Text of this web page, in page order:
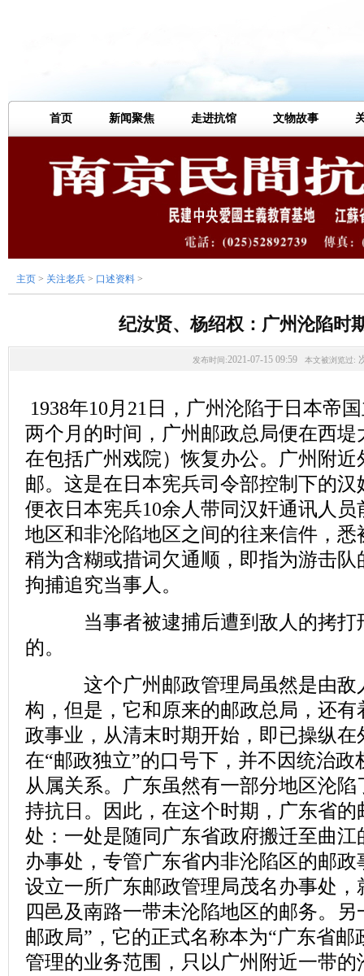
首页 新闻聚焦 走进抗馆 文物故事
主页 > 关注老兵 > 口述资料 >
纪汝贤、杨绍权：广州沦陷时
发布时间:2021-07-15 09:59 本文被浏览过:
1938年10月21日，广州沦陷于日本帝
两个月的时间，广州邮政总局便在西
在包括广州戏院）恢复办公。广州附
邮。这是在日本宪兵司令部控制下的
便衣日本宪兵10余人带同汉奸通讯人
地区和非沦陷地区之间的往来信件，
稍为含糊或措词欠通顺，即指为游击
拘捕追究当事人。
当事者被逮捕后遭到敌人的拷打
的。
这个广州邮政管理局虽然是由敌
构，但是，它和原来的邮政总局，还
政事业，从清末时期开始，即已操纵在
在“邮政独立”的口号下，并不因统治
从属关系。广东虽然有一部分地区沦
持抗日。因此，在这个时期，广东省
处：一处是随同广东省政府搬迁至曲
办事处，专管广东省内非沦陷区的邮
设立一所广东邮政管理局茂名办事处
四邑及南路一带未沦陷地区的邮务。
邮政局”，它的正式名称本为“广东省邮
管理的业务范围，只以广州附近一带